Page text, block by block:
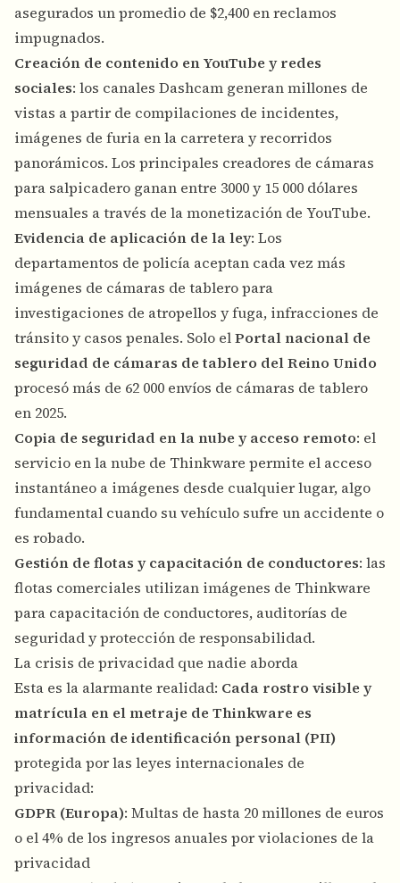
asegurados un promedio de $2,400 en reclamos
impugnados.
Creación de contenido en YouTube y redes
sociales: los canales Dashcam generan millones de
vistas a partir de compilaciones de incidentes,
imágenes de furia en la carretera y recorridos
panorámicos. Los principales creadores de cámaras
para salpicadero ganan entre 3000 y 15 000 dólares
mensuales a través de la monetización de YouTube.
Evidencia de aplicación de la ley: Los
departamentos de policía aceptan cada vez más
imágenes de cámaras de tablero para
investigaciones de atropellos y fuga, infracciones de
tránsito y casos penales. Solo elPortal nacional de
seguridad de cámaras de tablero del Reino Unido
procesó más de 62 000 envíos de cámaras de tablero
en 2025.
Copia de seguridad en la nube y acceso remoto: el
servicio en la nube de Thinkware permite el acceso
instantáneo a imágenes desde cualquier lugar, algo
fundamental cuando su vehículo sufre un accidente o
es robado.
Gestión de flotas y capacitación de conductores: las
flotas comerciales utilizan imágenes de Thinkware
para capacitación de conductores, auditorías de
seguridad y protección de responsabilidad.
La crisis de privacidad que nadie aborda
Esta es la alarmante realidad: Cada rostro visible y
matrícula en el metraje de Thinkware es
información de identificación personal (PII)
protegida por las leyes internacionales de
privacidad:
GDPR (Europa): Multas de hasta 20 millones de euros
o el 4% de los ingresos anuales por violaciones de la
privacidad